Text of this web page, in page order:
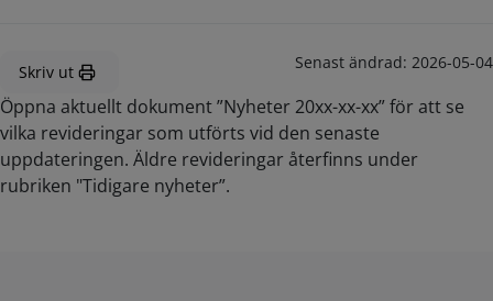
Skriv ut Senast ändrad: 2026-05-04
Öppna aktuellt dokument ”Nyheter 20xx-xx-xx” för att se
vilka revideringar som utförts vid den senaste
uppdateringen. Äldre revideringar återfinns under
rubriken "Tidigare nyheter”.